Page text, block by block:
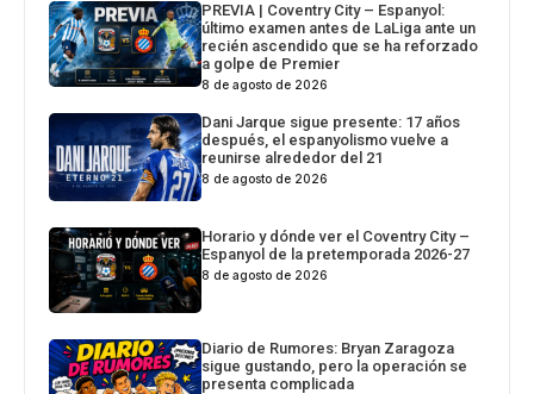
PREVIA | Coventry City – Espanyol:
último examen antes de LaLiga ante un
recién ascendido que se ha reforzado
a golpe de Premier
8 de agosto de 2026
Dani Jarque sigue presente: 17 años
después, el espanyolismo vuelve a
reunirse alrededor del 21
8 de agosto de 2026
Horario y dónde ver el Coventry City –
Espanyol de la pretemporada 2026-27
8 de agosto de 2026
Diario de Rumores: Bryan Zaragoza
sigue gustando, pero la operación se
presenta complicada